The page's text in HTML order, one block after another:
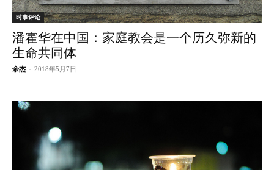
时事评论
潘霍华在中国：家庭教会是一个历久弥新的
生命共同体
余杰 - 2018年5月7日